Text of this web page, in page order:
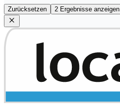
Zurücksetzen 2 Ergebnisse anzeigen